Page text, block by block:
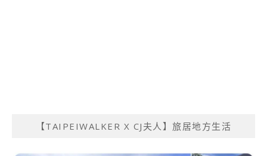
【TAIPEIWALKER X CJ夫人】旅居地方生活